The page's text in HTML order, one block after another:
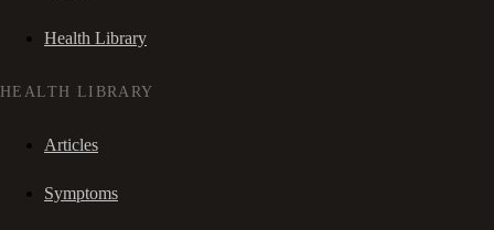
Health Library
HEALTH LIBRARY
Articles
Symptoms